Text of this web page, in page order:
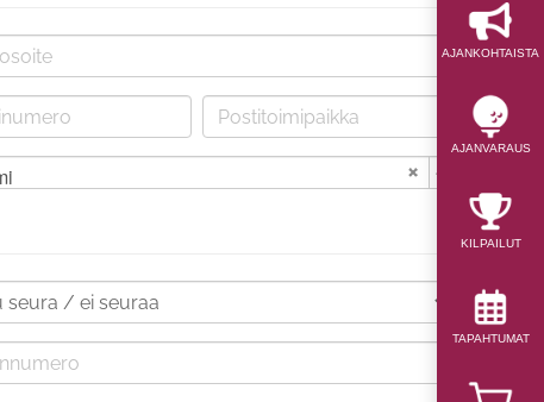
AJAN­KOHTAISTA
AJAN­VARAUS
KILPAILUT
TAPAHTUMAT